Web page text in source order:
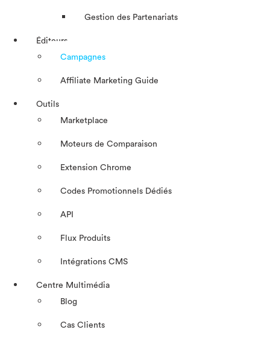
Gestion des Partenariats
Éditeurs
Campagnes
Affiliate Marketing Guide
Outils
Marketplace
Moteurs de Comparaison
Extension Chrome
Codes Promotionnels Dédiés
API
Flux Produits
Intégrations CMS
Centre Multimédia
Blog
Cas Clients